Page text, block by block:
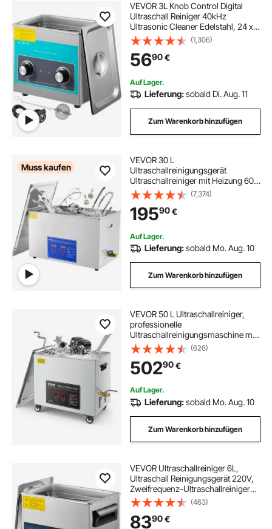
VEVOR 3L Knob Control Digital
Ultraschall Reiniger 40kHz
Ultrasonic Cleaner Edelstahl, 24 x
14 x 10 cm Schmuck Reinigung
Ultraschall
Ultraschallreinigungsgerät Brille
Reinigungsgerät Heater Timer
(1,306)
5690€
Auf Lager.
Lieferung:sobald Di. Aug. 11
Zum Warenkorb hinzufügen
Muss kaufen
VEVOR 30 L
Ultraschallreinigungsgerät
Ultraschallreiniger mit Heizung 600
W Ultraschallreiniger aus Edelstahl
Ultraschall Reinigungsgerät für
Brillen Schmuck Zahnprothesen
Münzen usw.
(7,374)
19590€
Auf Lager.
Lieferung:sobald Mo. Aug. 10
Zum Warenkorb hinzufügen
VEVOR 50 L Ultraschallreiniger,
professionelle
Ultraschallreinigungsmaschine mit
Reinigungskorb & Digitalanzeige,
840 W Edelstahl 40 kHz
Reinigungsmaschine mit Rädern für
Teile Vergaser Instrumente
(626)
50290€
Auf Lager.
Lieferung:sobald Mo. Aug. 10
Zum Warenkorb hinzufügen
VEVOR Ultraschallreiniger 6L,
Ultraschall Reinigungsgerät 220V,
Zweifrequenz-Ultraschallreiniger
Edelstahl, Digitaler
Ultraschallreiniger,
Ultraschallreinigungsgerät mit LED-
(463)
8390€